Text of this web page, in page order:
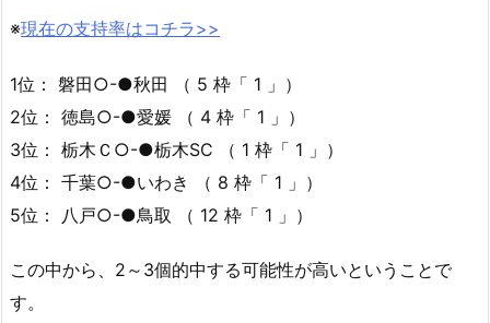
※現在の支持率はコチラ>>
1位： 磐田○-●秋田 （ 5 枠「 1 」）
2位： 徳島○-●愛媛 （ 4 枠「 1 」）
3位： 栃木Ｃ○-●栃木SC （ 1 枠「 1 」）
4位： 千葉○-●いわき （ 8 枠「 1 」）
5位： 八戸○-●鳥取 （ 12 枠「 1 」）
この中から、2～3個的中する可能性が高いということで
す。